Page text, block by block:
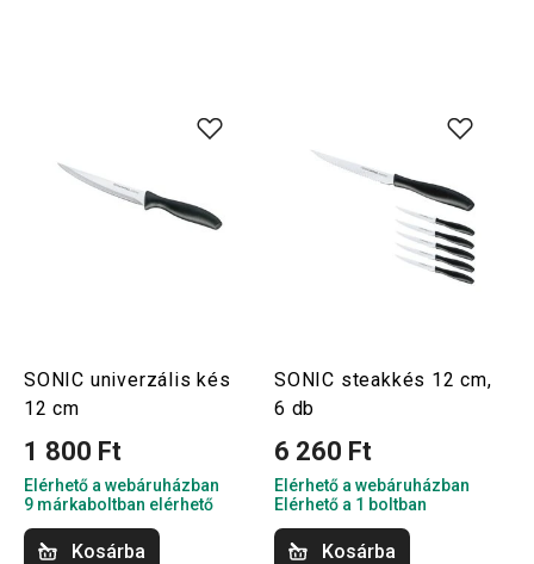
SONIC univerzális kés
12 cm
1 800 Ft
Elérhető a webáruházban
9 márkaboltban elérhető
Kosárba
SONIC steakkés 12 cm,
6 db
6 260 Ft
Elérhető a webáruházban
Elérhető a 1 boltban
Kosárba